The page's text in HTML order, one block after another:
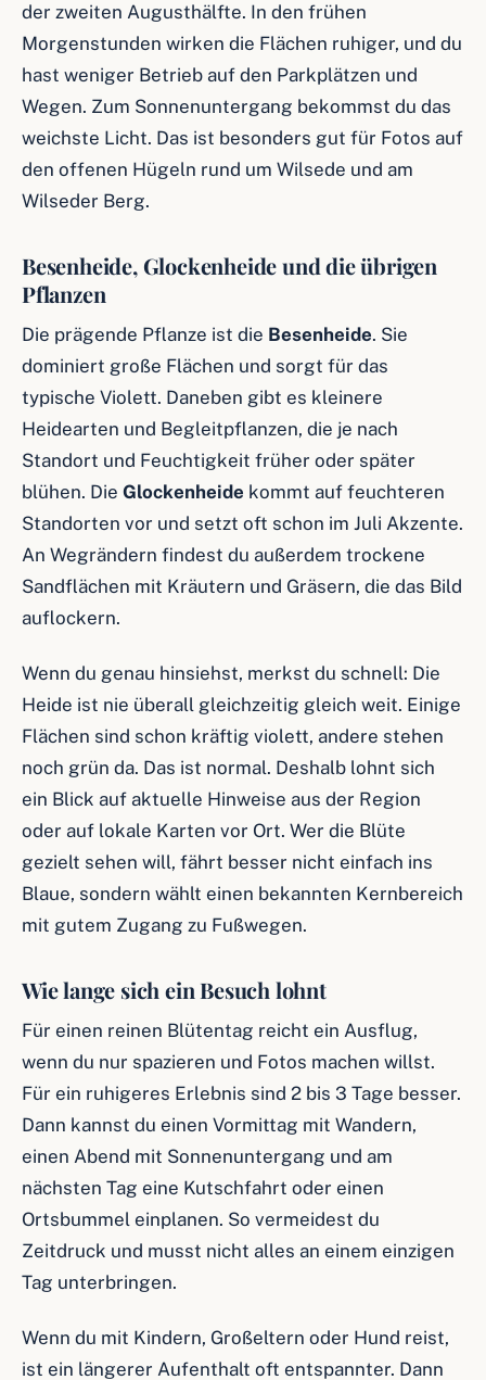
der zweiten Augusthälfte. In den frühen
Morgenstunden wirken die Flächen ruhiger, und du
hast weniger Betrieb auf den Parkplätzen und
Wegen. Zum Sonnenuntergang bekommst du das
weichste Licht. Das ist besonders gut für Fotos auf
den offenen Hügeln rund um Wilsede und am
Wilseder Berg.
Besenheide, Glockenheide und die übrigen
Pflanzen
Die prägende Pflanze ist die Besenheide. Sie
dominiert große Flächen und sorgt für das
typische Violett. Daneben gibt es kleinere
Heidearten und Begleitpflanzen, die je nach
Standort und Feuchtigkeit früher oder später
blühen. Die Glockenheide kommt auf feuchteren
Standorten vor und setzt oft schon im Juli Akzente.
An Wegrändern findest du außerdem trockene
Sandflächen mit Kräutern und Gräsern, die das Bild
auflockern.
Wenn du genau hinsiehst, merkst du schnell: Die
Heide ist nie überall gleichzeitig gleich weit. Einige
Flächen sind schon kräftig violett, andere stehen
noch grün da. Das ist normal. Deshalb lohnt sich
ein Blick auf aktuelle Hinweise aus der Region
oder auf lokale Karten vor Ort. Wer die Blüte
gezielt sehen will, fährt besser nicht einfach ins
Blaue, sondern wählt einen bekannten Kernbereich
mit gutem Zugang zu Fußwegen.
Wie lange sich ein Besuch lohnt
Für einen reinen Blütentag reicht ein Ausflug,
wenn du nur spazieren und Fotos machen willst.
Für ein ruhigeres Erlebnis sind 2 bis 3 Tage besser.
Dann kannst du einen Vormittag mit Wandern,
einen Abend mit Sonnenuntergang und am
nächsten Tag eine Kutschfahrt oder einen
Ortsbummel einplanen. So vermeidest du
Zeitdruck und musst nicht alles an einem einzigen
Tag unterbringen.
Wenn du mit Kindern, Großeltern oder Hund reist,
ist ein längerer Aufenthalt oft entspannter. Dann